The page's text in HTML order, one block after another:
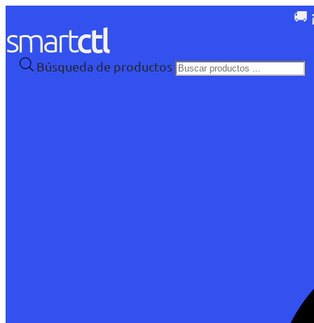
🚚
Búsqueda de productos